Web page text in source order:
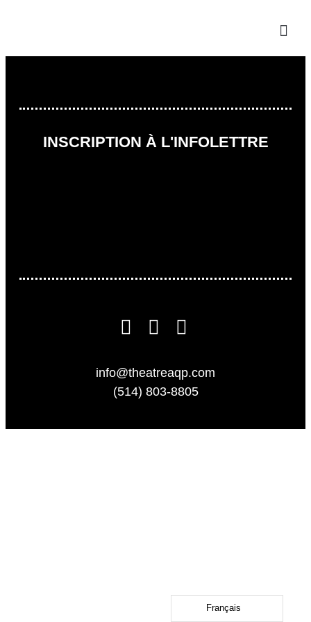
INSCRIPTION À L'INFOLETTRE
info@theatreaqp.com
(514) 803-8805
Français